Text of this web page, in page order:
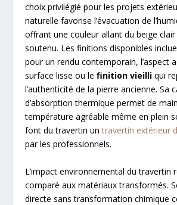
choix privilégié pour les projets
naturelle favorise l’évacuation de
offrant une couleur allant du beige
soutenu. Les finitions disponibles
pour un rendu contemporain, l’aspect
surface lisse ou lefinition vieilli qui
l’authenticité de la pierre ancienne. Sa
d’absorption thermique permet de
température agréable même en plein
font du travertin untravertin extérieur
par les professionnels.
L’impact environnemental du travertin
comparé aux matériaux transformés.
directe sans transformation chimique